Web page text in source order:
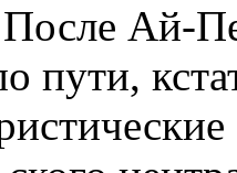
После Ай-
пути,